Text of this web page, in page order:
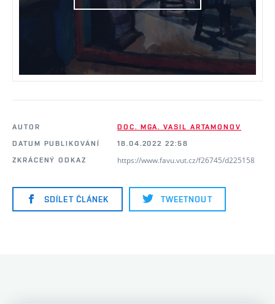
AUTOR
DOC. MGA. VASIL ARTAMONOV
DATUM PUBLIKOVÁNÍ
18.04.2022 22:58
ZKRÁCENÝ ODKAZ
https://www.favu.vut.cz/f26745/d225158
SDÍLET ČLÁNEK TWEETNOUT